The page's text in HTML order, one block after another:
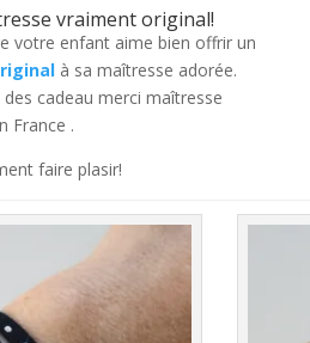
vraiment original!
votre enfant aime bien offrir un
à sa maîtresse adorée.
cadeau merci maîtresse
France .
faire plasir!